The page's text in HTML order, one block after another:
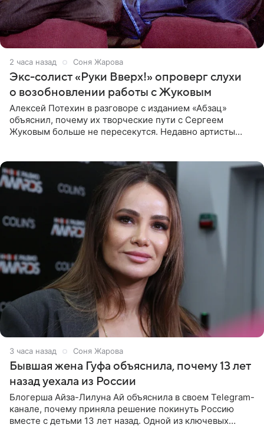
2 часа назад Соня Жарова
Экс-солист «Руки Вверх!» опроверг слухи
о возобновлении работы с Жуковым
Алексей Потехин в разговоре с изданием «Абзац»
объяснил, почему их творческие пути с Сергеем
Жуковым больше не пересекутся. Недавно артисты
3 часа назад Соня Жарова
Бывшая жена Гуфа объяснила, почему 13 лет
назад уехала из России
Блогерша Айза-Лилуна Ай объяснила в своем Telegram-
канале, почему приняла решение покинуть Россию
вместе с детьми 13 лет назад. Одной из ключевых